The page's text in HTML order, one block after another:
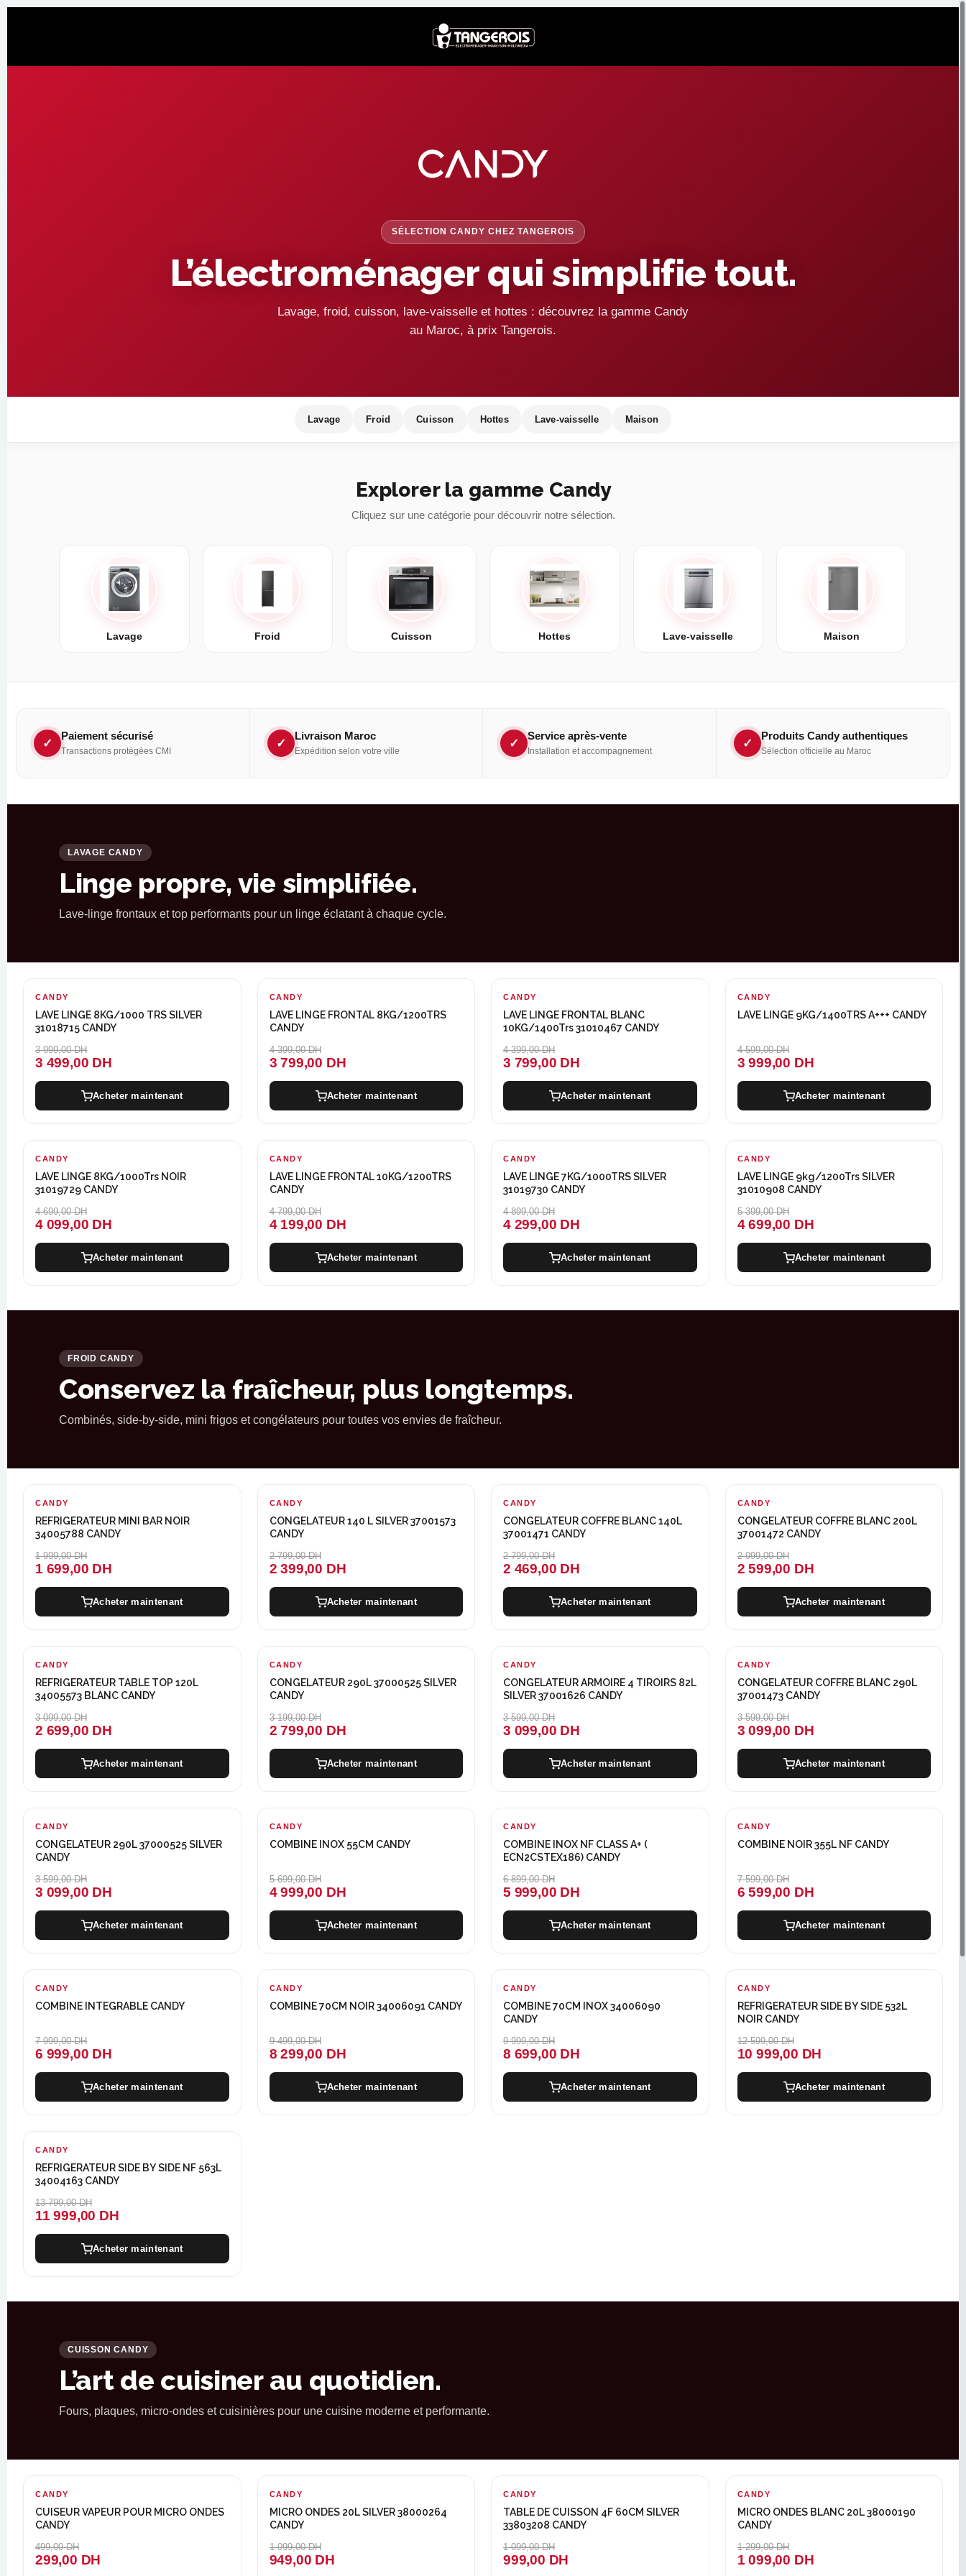
SÉLECTION CANDY CHEZ TANGEROIS
L’électroménager qui simplifie tout.
Lavage, froid, cuisson, lave-vaisselle et hottes : découvrez la gamme Candy
au Maroc, à prix Tangerois.
Lavage Froid Cuisson Hottes Lave-vaisselle Maison
Explorer la gamme Candy
Cliquez sur une catégorie pour découvrir notre sélection.
Lavage Froid Cuisson Hottes Lave-vaisselle Maison
✓
Paiement sécurisé
Transactions protégées CMI
✓
Livraison Maroc
Expédition selon votre ville
✓
Service après-vente
Installation et accompagnement
✓
Produits Candy authentiques
Sélection officielle au Maroc
LAVAGE CANDY
Linge propre, vie simplifiée.
Lave-linge frontaux et top performants pour un linge éclatant à chaque cycle.
-500 DH
CANDY
LAVE LINGE 8KG/1000 TRS SILVER
31018715 CANDY
3 999,00 DH
3 499,00 DH
Acheter maintenant
-600 DH
CANDY
LAVE LINGE FRONTAL 8KG/1200TRS
CANDY
4 399,00 DH
3 799,00 DH
Acheter maintenant
-600 DH
CANDY
LAVE LINGE FRONTAL BLANC
10KG/1400Trs 31010467 CANDY
4 399,00 DH
3 799,00 DH
Acheter maintenant
-600 DH
CANDY
LAVE LINGE 9KG/1400TRS A+++ CANDY
4 599,00 DH
3 999,00 DH
Acheter maintenant
-600 DH
CANDY
LAVE LINGE 8KG/1000Trs NOIR
31019729 CANDY
4 699,00 DH
4 099,00 DH
Acheter maintenant
-600 DH
CANDY
LAVE LINGE FRONTAL 10KG/1200TRS
CANDY
4 799,00 DH
4 199,00 DH
Acheter maintenant
-600 DH
CANDY
LAVE LINGE 7KG/1000TRS SILVER
31019730 CANDY
4 899,00 DH
4 299,00 DH
Acheter maintenant
-700 DH
CANDY
LAVE LINGE 9kg/1200Trs SILVER
31010908 CANDY
5 399,00 DH
4 699,00 DH
Acheter maintenant
FROID CANDY
Conservez la fraîcheur, plus longtemps.
Combinés, side-by-side, mini frigos et congélateurs pour toutes vos envies de fraîcheur.
-300 DH
CANDY
REFRIGERATEUR MINI BAR NOIR
34005788 CANDY
1 999,00 DH
1 699,00 DH
Acheter maintenant
-400 DH
CANDY
CONGELATEUR 140 L SILVER 37001573
CANDY
2 799,00 DH
2 399,00 DH
Acheter maintenant
-330 DH
CANDY
CONGELATEUR COFFRE BLANC 140L
37001471 CANDY
2 799,00 DH
2 469,00 DH
Acheter maintenant
-400 DH
CANDY
CONGELATEUR COFFRE BLANC 200L
37001472 CANDY
2 999,00 DH
2 599,00 DH
Acheter maintenant
-400 DH
CANDY
REFRIGERATEUR TABLE TOP 120L
34005573 BLANC CANDY
3 099,00 DH
2 699,00 DH
Acheter maintenant
-400 DH
CANDY
CONGELATEUR 290L 37000525 SILVER
CANDY
3 199,00 DH
2 799,00 DH
Acheter maintenant
-500 DH
CANDY
CONGELATEUR ARMOIRE 4 TIROIRS 82L
SILVER 37001626 CANDY
3 599,00 DH
3 099,00 DH
Acheter maintenant
-500 DH
CANDY
CONGELATEUR COFFRE BLANC 290L
37001473 CANDY
3 599,00 DH
3 099,00 DH
Acheter maintenant
-500 DH
CANDY
CONGELATEUR 290L 37000525 SILVER
CANDY
3 599,00 DH
3 099,00 DH
Acheter maintenant
-700 DH
CANDY
COMBINE INOX 55CM CANDY
5 699,00 DH
4 999,00 DH
Acheter maintenant
-900 DH
CANDY
COMBINE INOX NF CLASS A+ (
ECN2CSTEX186) CANDY
6 899,00 DH
5 999,00 DH
Acheter maintenant
-1000 DH
CANDY
COMBINE NOIR 355L NF CANDY
7 599,00 DH
6 599,00 DH
Acheter maintenant
-1000 DH
CANDY
COMBINE INTEGRABLE CANDY
7 999,00 DH
6 999,00 DH
Acheter maintenant
-1200 DH
CANDY
COMBINE 70CM NOIR 34006091 CANDY
9 499,00 DH
8 299,00 DH
Acheter maintenant
-1300 DH
CANDY
COMBINE 70CM INOX 34006090
CANDY
9 999,00 DH
8 699,00 DH
Acheter maintenant
-1600 DH
CANDY
REFRIGERATEUR SIDE BY SIDE 532L
NOIR CANDY
12 599,00 DH
10 999,00 DH
Acheter maintenant
-1800 DH
CANDY
REFRIGERATEUR SIDE BY SIDE NF 563L
34004163 CANDY
13 799,00 DH
11 999,00 DH
Acheter maintenant
CUISSON CANDY
L’art de cuisiner au quotidien.
Fours, plaques, micro-ondes et cuisinières pour une cuisine moderne et performante.
-200 DH
CANDY
CUISEUR VAPEUR POUR MICRO ONDES
CANDY
499,00 DH
299,00 DH
-150 DH
CANDY
MICRO ONDES 20L SILVER 38000264
CANDY
1 099,00 DH
949,00 DH
-100 DH
CANDY
TABLE DE CUISSON 4F 60CM SILVER
33803208 CANDY
1 099,00 DH
999,00 DH
-200 DH
CANDY
MICRO ONDES BLANC 20L 38000190
CANDY
1 299,00 DH
1 099,00 DH